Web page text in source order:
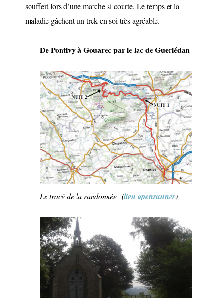
souffert lors d’une marche si courte. Le temps et la
maladie gâchent un trek en soi très agréable.
De Pontivy à Gouarec par le lac de Guerlédan
Le tracé de la randonnée(lien openrunner)